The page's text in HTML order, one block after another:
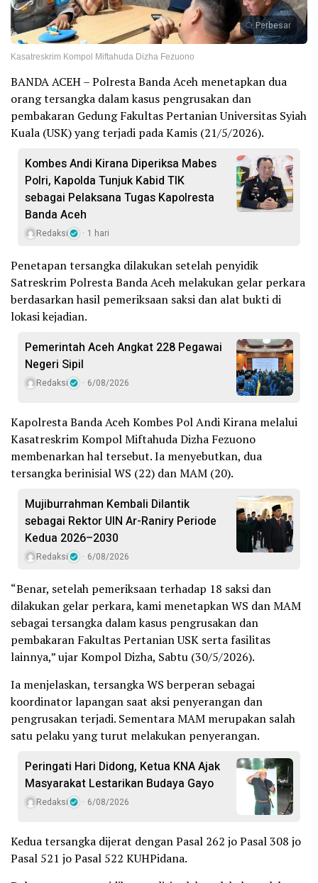
Perbesar
Kasatreskrim Kompol Miftahuda Dizha Fezuono
BANDA ACEH – Polresta Banda Aceh menetapkan dua
orang tersangka dalam kasus pengrusakan dan
pembakaran Gedung Fakultas Pertanian Universitas Syiah
Kuala (USK) yang terjadi pada Kamis (21/5/2026).
Kombes Andi Kirana Diperiksa Mabes
Polri, Kapolda Tunjuk Kabid TIK
sebagai Pelaksana Tugas Kapolresta
Banda Aceh
Redaksi 1 hari
Penetapan tersangka dilakukan setelah penyidik
Satreskrim Polresta Banda Aceh melakukan gelar perkara
berdasarkan hasil pemeriksaan saksi dan alat bukti di
lokasi kejadian.
Pemerintah Aceh Angkat 228 Pegawai
Negeri Sipil
Redaksi 6/08/2026
Kapolresta Banda Aceh Kombes Pol Andi Kirana melalui
Kasatreskrim Kompol Miftahuda Dizha Fezuono
membenarkan hal tersebut. Ia menyebutkan, dua
tersangka berinisial WS (22) dan MAM (20).
Mujiburrahman Kembali Dilantik
sebagai Rektor UIN Ar-Raniry Periode
Kedua 2026–2030
Redaksi 6/08/2026
“Benar, setelah pemeriksaan terhadap 18 saksi dan
dilakukan gelar perkara, kami menetapkan WS dan MAM
sebagai tersangka dalam kasus pengrusakan dan
pembakaran Fakultas Pertanian USK serta fasilitas
lainnya,” ujar Kompol Dizha, Sabtu (30/5/2026).
Ia menjelaskan, tersangka WS berperan sebagai
koordinator lapangan saat aksi penyerangan dan
pengrusakan terjadi. Sementara MAM merupakan salah
satu pelaku yang turut melakukan penyerangan.
Peringati Hari Didong, Ketua KNA Ajak
Masyarakat Lestarikan Budaya Gayo
Redaksi 6/08/2026
Kedua tersangka dijerat dengan Pasal 262 jo Pasal 308 jo
Pasal 521 jo Pasal 522 KUHPidana.